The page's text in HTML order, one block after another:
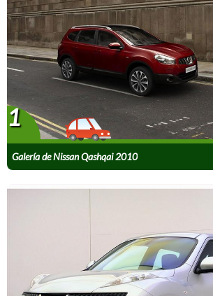
Galería de Nissan Qashqai 2010
1